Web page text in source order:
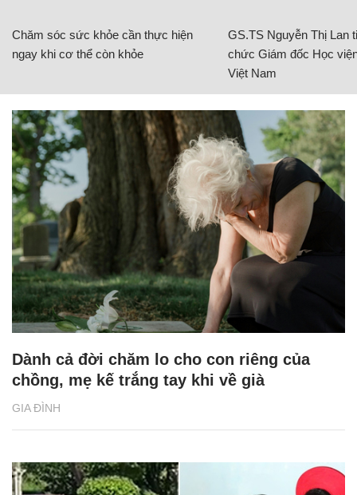
Chăm sóc sức khỏe cần thực hiện
ngay khi cơ thể còn khỏe
GS.TS Nguyễn Thị Lan
chức Giám đốc Học
Việt Nam
GIA ĐÌNH
Dành cả đời chăm lo cho con riêng của
chồng, mẹ kế trắng tay khi về già